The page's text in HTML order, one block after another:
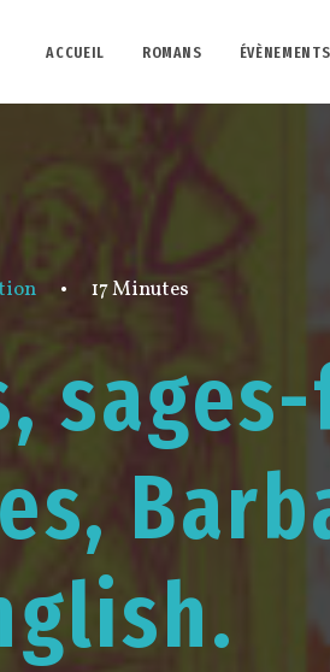
ACCUEIL ROMANS ÉVÈNEMENTS
• 17 Minutes